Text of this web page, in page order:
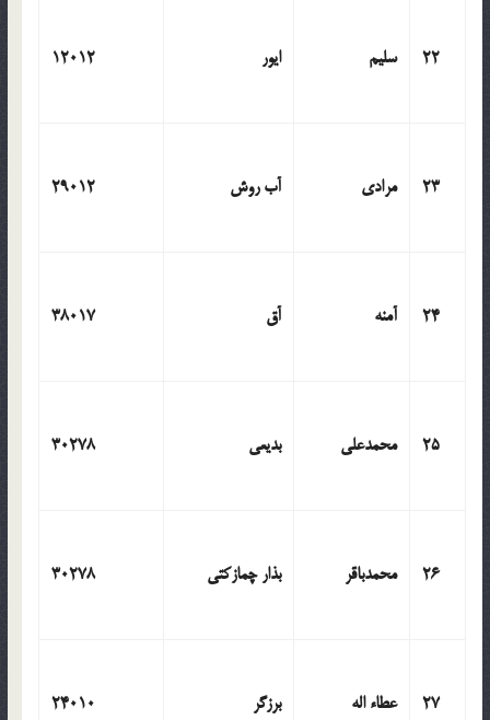
22 سلیم ایور 12012
23 مرادی آب روش 29012
24 آمنه آق 38017
25 محمدعلی بدیعی 30278
26 محمدباقر بذار چمازکتی 30278
27 عطاء اله برزگر 24010